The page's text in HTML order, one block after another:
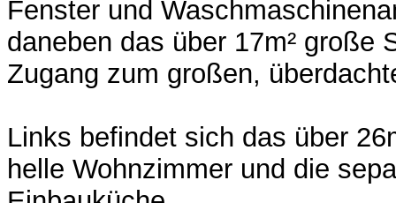
Fenster und
daneben das über 17m² große
Zugang zum großen,
Links befindet sich das über
helle Wohnzimmer und die